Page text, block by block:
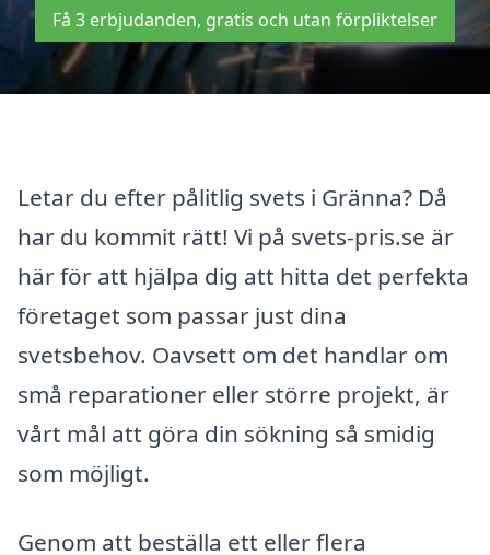
Få 3 erbjudanden, gratis och utan förpliktelser
Letar du efter pålitlig svets i Gränna? Då
har du kommit rätt! Vi på svets-pris.se är
här för att hjälpa dig att hitta det perfekta
företaget som passar just dina
svetsbehov. Oavsett om det handlar om
små reparationer eller större projekt, är
vårt mål att göra din sökning så smidig
som möjligt.
Genom att beställa ett eller flera